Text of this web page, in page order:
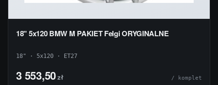
18" 5x120 BMW M PAKIET Felgi ORYGINALNE
18" · 5x120 · ET27
3 553,50zł / komplet